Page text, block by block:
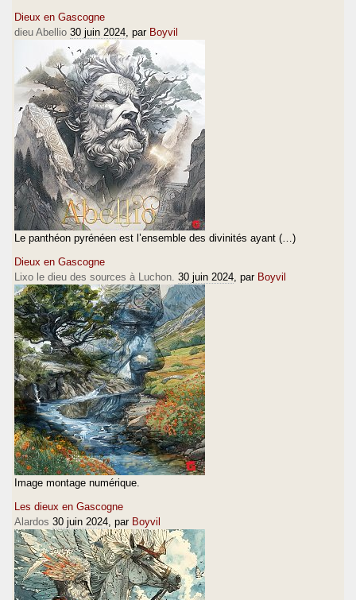
Dieux en Gascogne
dieu Abellio 30 juin 2024 , par Boyvil
Le panthéon pyrénéen est l’ensemble des divinités ayant (…)
Dieux en Gascogne
Lixo le dieu des sources à Luchon. 30 juin 2024 , par Boyvil
Image montage numérique.
Les dieux en Gascogne
Alardos 30 juin 2024 , par Boyvil